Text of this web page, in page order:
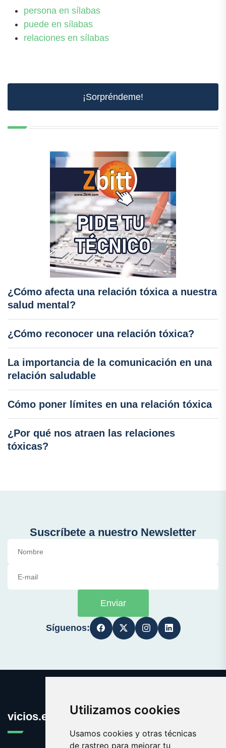
Utilizamos cookies
Usamos cookies y otras técnicas
de rastreo para mejorar tu
persona en sílabas
puede en sílabas
relaciones en sílabas
¡Sorpréndeme!
¿Cómo afecta una relación tóxica a nuestra
salud mental?
¿Cómo reconocer una relación tóxica?
La importancia de la comunicación en una
relación saludable
Cómo poner límites en una relación tóxica
¿Por qué nos atraen las relaciones
tóxicas?
Suscríbete a nuestro Newsletter
Enviar
Síguenos:
vicios.es